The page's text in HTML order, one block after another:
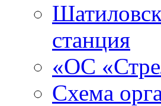
станция
«ОС
Схема